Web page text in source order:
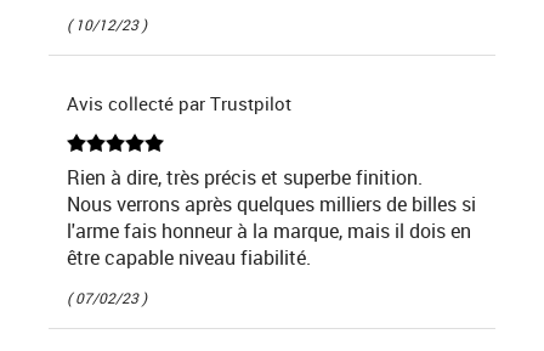
( 10/12/23 )
Avis collecté par Trustpilot
Rien à dire, très précis et superbe finition.
Nous verrons après quelques milliers de billes si
l'arme fais honneur à la marque, mais il dois en
être capable niveau fiabilité.
( 07/02/23 )